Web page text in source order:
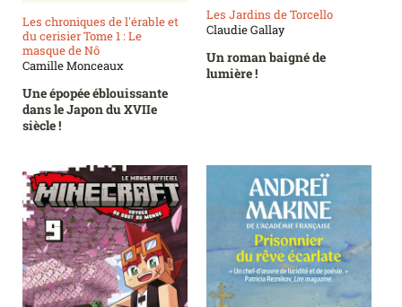
Les chroniques de l'érable et
du cerisier Tome 1 : Le
masque de Nô
Camille Monceaux
Une épopée éblouissante
dans le Japon du XVIIe
siècle !
Les Jardins de Torcello
Claudie Gallay
Un roman baigné de
lumière !